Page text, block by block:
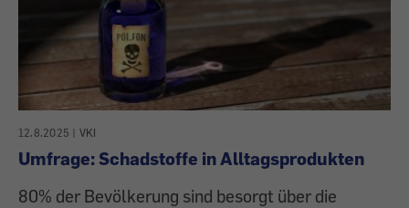
12.8.2025 | VKI
Umfrage: Schadstoffe in Alltagsprodukten
80% der Bevölkerung sind besorgt über die